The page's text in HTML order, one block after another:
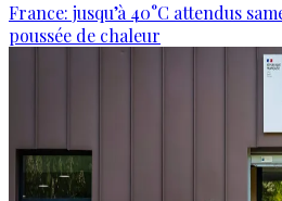
France: jusqu’à 40°C attendus
poussée de chaleur